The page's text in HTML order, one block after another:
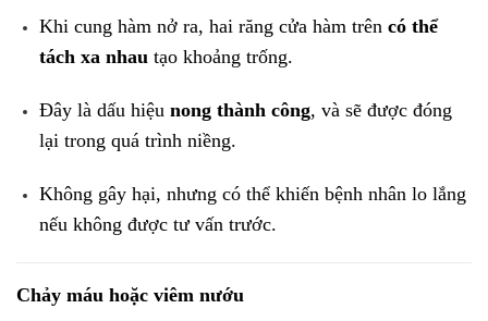
Khi cung hàm nở ra, hai răng cửa hàm trên có thể
tách xa nhautạo khoảng trống.
Đây là dấu hiệu nong thành công, và sẽ được đóng
lại trong quá trình niềng.
Không gây hại, nhưng có thể khiến bệnh nhân lo lắng
nếu không được tư vấn trước.
Chảy máu hoặc viêm nướu